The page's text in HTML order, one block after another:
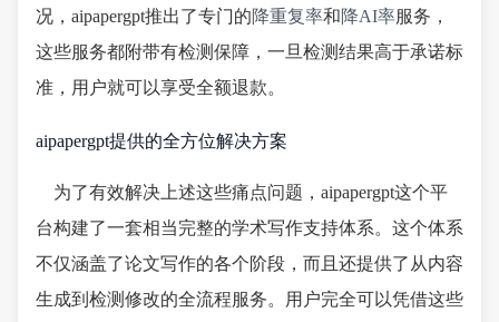
况，aipapergpt推出了专门的降重复率和降AI率服务，
这些服务都附带有检测保障，一旦检测结果高于承诺标
准，用户就可以享受全额退款。
aipapergpt提供的全方位解决方案
为了有效解决上述这些痛点问题，aipapergpt这个平
台构建了一套相当完整的学术写作支持体系。这个体系
不仅涵盖了论文写作的各个阶段，而且还提供了从内容
生成到检测修改的全流程服务。用户完全可以凭借这些